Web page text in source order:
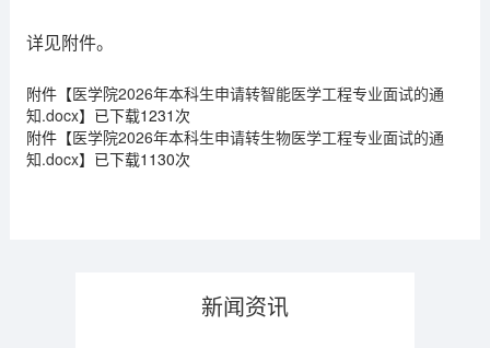
详见附件。
附件【医学院2026年本科生申请转智能医学工程专业面试的通
知.docx】已下载1231次
附件【医学院2026年本科生申请转生物医学工程专业面试的通
知.docx】已下载1130次
新闻资讯